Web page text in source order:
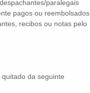
paralegais
pagos ou reembolsados
recibos ou notas pelo
da seguinte